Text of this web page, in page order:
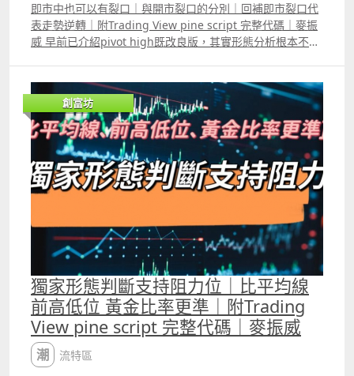
即市中也可以有裂口｜與開市裂口的分別｜回補即市裂口代
表走勢逆轉｜附Trading View pine script 完整代碼｜麥振
威 早前已介紹pivot high既改良版，其實形態分析根本不一
的應用是觀察當日開市價與上日收市價的差距，但intraday
圖表如5分鐘圖或1分鐘圖，也可以有「即市裂口」，而且只
要回補即市裂口往往代表走勢逆轉。
創富坊
獨家形態判斷支持阻力位｜比平均線
前高低位 黃金比率更準｜附Trading
View pine script 完整代碼｜麥振威
潮流特區